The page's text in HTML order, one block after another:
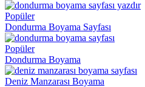
Popüler
Dondurma Boyama Sayfası
Popüler
Dondurma Boyama
Deniz Manzarası Boyama